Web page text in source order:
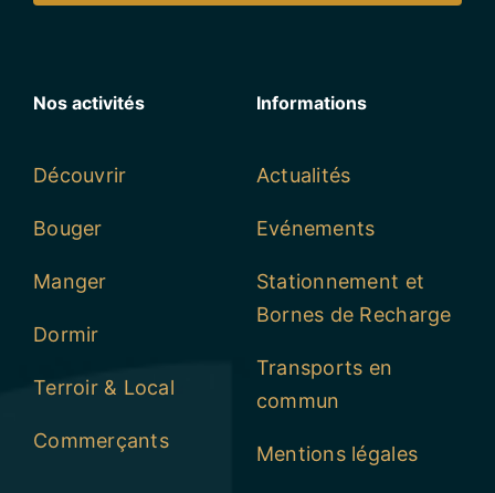
Nos activités
Découvrir
Bouger
Manger
Dormir
Terroir & Local
Commerçants
Informations
Actualités
Evénements
Stationnement et
Bornes de Recharge
Transports en
commun
Mentions légales